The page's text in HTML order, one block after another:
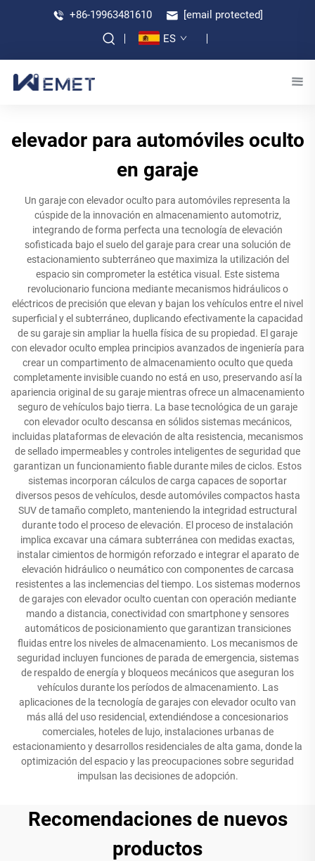
+86-19963481610
[email protected]
ES
elevador para automóviles oculto
en garaje
Un garaje con elevador oculto para automóviles representa la
cúspide de la innovación en almacenamiento automotriz,
integrando de forma perfecta una tecnología de elevación
sofisticada bajo el suelo del garaje para crear una solución de
estacionamiento subterráneo que maximiza la utilización del
espacio sin comprometer la estética visual. Este sistema
revolucionario funciona mediante mecanismos hidráulicos o
eléctricos de precisión que elevan y bajan los vehículos entre el nivel
superficial y el subterráneo, duplicando efectivamente la capacidad
de su garaje sin ampliar la huella física de su propiedad. El garaje
con elevador oculto emplea principios avanzados de ingeniería para
crear un compartimento de almacenamiento oculto que queda
completamente invisible cuando no está en uso, preservando así la
apariencia original de su garaje mientras ofrece un almacenamiento
seguro de vehículos bajo tierra. La base tecnológica de un garaje
con elevador oculto descansa en sólidos sistemas mecánicos,
incluidas plataformas de elevación de alta resistencia, mecanismos
de sellado impermeables y controles inteligentes de seguridad que
garantizan un funcionamiento fiable durante miles de ciclos. Estos
sistemas incorporan cálculos de carga capaces de soportar
diversos pesos de vehículos, desde automóviles compactos hasta
SUV de tamaño completo, manteniendo la integridad estructural
durante todo el proceso de elevación. El proceso de instalación
implica excavar una cámara subterránea con medidas exactas,
instalar cimientos de hormigón reforzado e integrar el aparato de
elevación hidráulico o neumático con componentes de carcasa
resistentes a las inclemencias del tiempo. Los sistemas modernos
de garajes con elevador oculto cuentan con operación mediante
mando a distancia, conectividad con smartphone y sensores
automáticos de posicionamiento que garantizan transiciones
fluidas entre los niveles de almacenamiento. Los mecanismos de
seguridad incluyen funciones de parada de emergencia, sistemas
de respaldo de energía y bloqueos mecánicos que aseguran los
vehículos durante los períodos de almacenamiento. Las
aplicaciones de la tecnología de garajes con elevador oculto van
más allá del uso residencial, extendiéndose a concesionarios
comerciales, hoteles de lujo, instalaciones urbanas de
estacionamiento y desarrollos residenciales de alta gama, donde la
optimización del espacio y las preocupaciones sobre seguridad
impulsan las decisiones de adopción.
Recomendaciones de nuevos
productos